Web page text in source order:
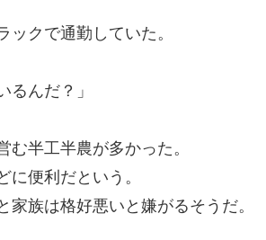
ックで通勤していた。
るんだ？」
半工半農が多かった。
便利だという。
族は格好悪いと嫌がるそうだ。